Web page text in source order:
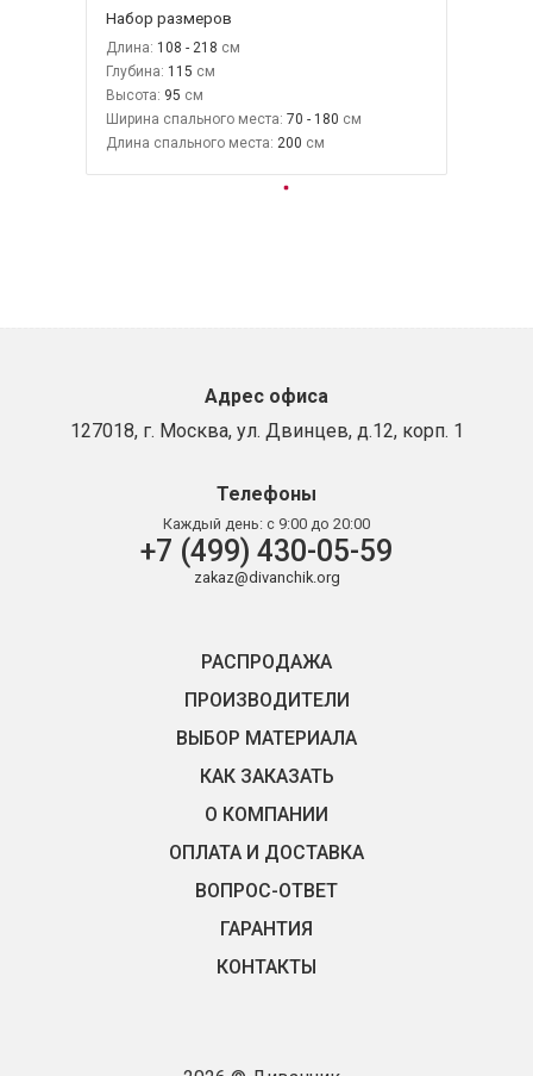
Набор размеров
Длина: 108 - 218
Глубина: 115
Высота: 95
Ширина спального места: 70 - 180
Длина спального места: 200
Адрес офиса
127018, г. Москва, ул. Двинцев, д.12, корп. 1
Телефоны
Каждый день: с 9:00 до 20:00
+7 (499) 430-05-59
zakaz@divanchik.org
РАСПРОДАЖА
ПРОИЗВОДИТЕЛИ
ВЫБОР МАТЕРИАЛА
КАК ЗАКАЗАТЬ
О КОМПАНИИ
ОПЛАТА И ДОСТАВКА
ВОПРОС-ОТВЕТ
ГАРАНТИЯ
КОНТАКТЫ